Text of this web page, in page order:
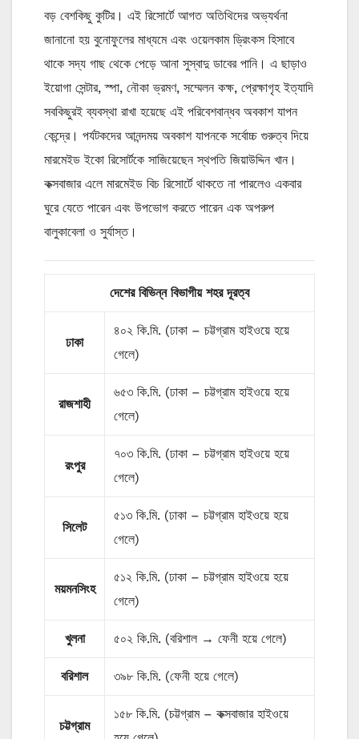
বড় বেশকিছু কুটির। এই রিসোর্টে আগত অতিথিদের অভ্যর্থনা
জানানো হয় বুনোফুলের মাধ্যমে এবং ওয়েলকাম ড্রিংকস হিসাবে
থাকে সদ্য গাছ থেকে পেড়ে আনা সুস্বাদু ডাবের পানি। এ ছাড়াও
ইয়োগা সেন্টার, স্পা, নৌকা ভ্রমণ, সম্মেলন কক্ষ, প্রেক্ষাগৃহ ইত্যাদি
সবকিছুরই ব্যবস্থা রাখা হয়েছে এই পরিবেশবান্ধব অবকাশ যাপন
কেন্দ্রে। পর্যটকদের আনন্দময় অবকাশ যাপনকে সর্বোচ্চ গুরুত্ব দিয়ে
মারমেইড ইকো রিসোর্টকে সাজিয়েছেন স্থপতি জিয়াউদ্দিন খান।
কক্সবাজার এলে মারমেইড বিচ রিসোর্টে থাকতে না পারলেও একবার
ঘুরে যেতে পারেন এবং উপভোগ করতে পারেন এক অপরুপ
বালুকাবেলা ও সুর্যাস্ত।
দেশের বিভিন্ন বিভাগীয় শহর দূরত্ব
ঢাকা
৪০২ কি.মি. (ঢাকা – চট্টগ্রাম হাইওয়ে হয়ে
গেলে)
রাজশাহী
৬৫৩ কি.মি. (ঢাকা – চট্টগ্রাম হাইওয়ে হয়ে
গেলে)
রংপুর
৭০৩ কি.মি. (ঢাকা – চট্টগ্রাম হাইওয়ে হয়ে
গেলে)
সিলেট
৫১৩ কি.মি. (ঢাকা – চট্টগ্রাম হাইওয়ে হয়ে
গেলে)
ময়মনসিংহ
৫১২ কি.মি. (ঢাকা – চট্টগ্রাম হাইওয়ে হয়ে
গেলে)
খুলনা ৫০২ কি.মি. (বরিশাল → ফেনী হয়ে গেলে)
বরিশাল ৩৯৮ কি.মি. (ফেনী হয়ে গেলে)
চট্টগ্রাম
১৫৮ কি.মি. (চট্টগ্রাম – কক্সবাজার হাইওয়ে